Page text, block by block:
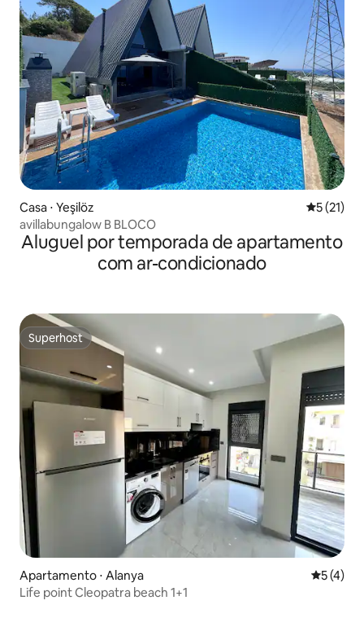
Casa ⋅ Yeşilöz 5 de uma
5 (21)
avillabungalow B BLOCO
Aluguel por temporada de apartamento
com ar-condicionado
Superhost
Superhost
Apartamento ⋅ Alanya 5 de
5 (4)
Life point Cleopatra beach 1+1